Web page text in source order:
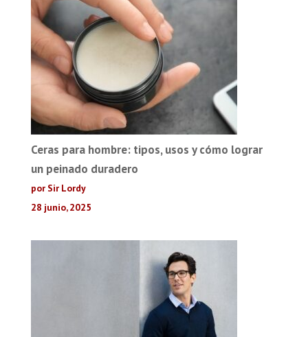
Ceras para hombre: tipos, usos y cómo lograr
un peinado duradero
por Sir Lordy
28 junio, 2025